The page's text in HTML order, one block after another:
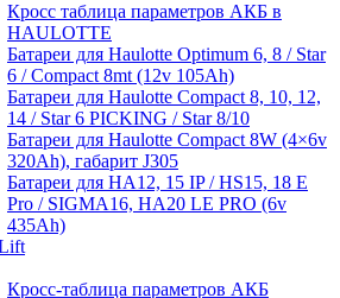
Кросc таблица параметров АКБ в
HAULOTTE
Батареи для Haulotte Optimum 6, 8 / Star
6 / Compact 8mt (12v 105Ah)
Батареи для Haulotte Compact 8, 10, 12,
14 / Star 6 PICKING / Star 8/10
Батареи для Haulotte Compact 8W (4×6v
320Ah), габарит J305
Батареи для HA12, 15 IP / HS15, 18 E
Pro / SIGMA16, HA20 LE PRO (6v
435Ah)
Кросc-таблица параметров АКБ